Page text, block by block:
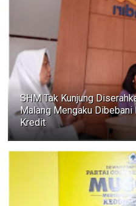
SHM Tak Kunjung
Malang Mengaku Dibebani
Kredit